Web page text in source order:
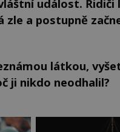
událost. Řidiči
a postupně
látkou,
ji nikdo neodhalil?